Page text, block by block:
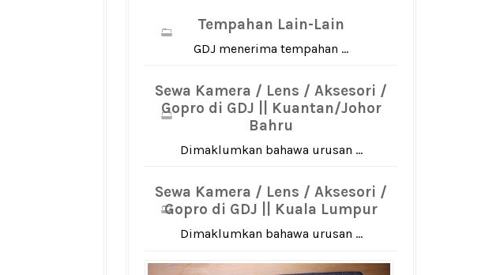
Tempahan Lain-Lain
GDJ menerima tempahan ...
Sewa Kamera / Lens / Aksesori /
Gopro di GDJ || Kuantan/Johor
Bahru
Dimaklumkan bahawa urusan ...
Sewa Kamera / Lens / Aksesori /
Gopro di GDJ || Kuala Lumpur
Dimaklumkan bahawa urusan ...